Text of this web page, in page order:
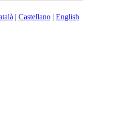
Castellano English